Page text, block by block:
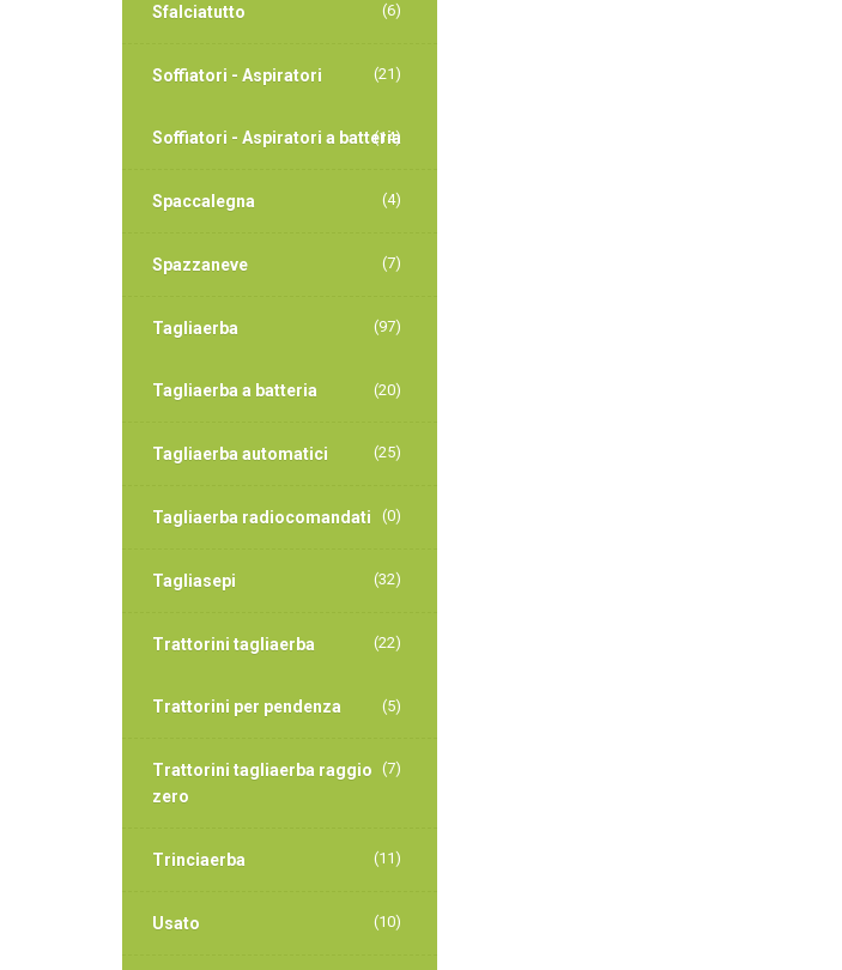
Sfalciatutto (6)
Soffiatori - Aspiratori (21)
Soffiatori - Aspiratori a batteria
(14)
Spaccalegna (4)
Spazzaneve (7)
Tagliaerba (97)
Tagliaerba a batteria (20)
Tagliaerba automatici (25)
Tagliaerba radiocomandati (0)
Tagliasepi (32)
Trattorini tagliaerba (22)
Trattorini per pendenza (5)
Trattorini tagliaerba raggio
zero
(7)
Trinciaerba (11)
Usato (10)